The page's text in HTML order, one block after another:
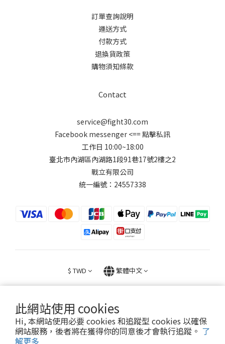
此網站使用 cookies
Hi, 本網站使用必要 cookies 和追蹤型 cookies 以確保
網站服務，後者將在獲得你的同意後才會執行追蹤。 了
解更多
訂單查詢說明
運送方式
付款方式
退換貨政策
購物須知條款
Contact
service@fight30.com
Facebook messenger <== 點擊私訊
工作日 10:00~18:00
臺北市內湖區內湖路1段91巷17號2樓之2
戰立有限公司
統一編號：24557338
$ TWD 繁體中文
2026 © FIGHT30 ｜ 官方音樂周邊商品與專輯。專售。